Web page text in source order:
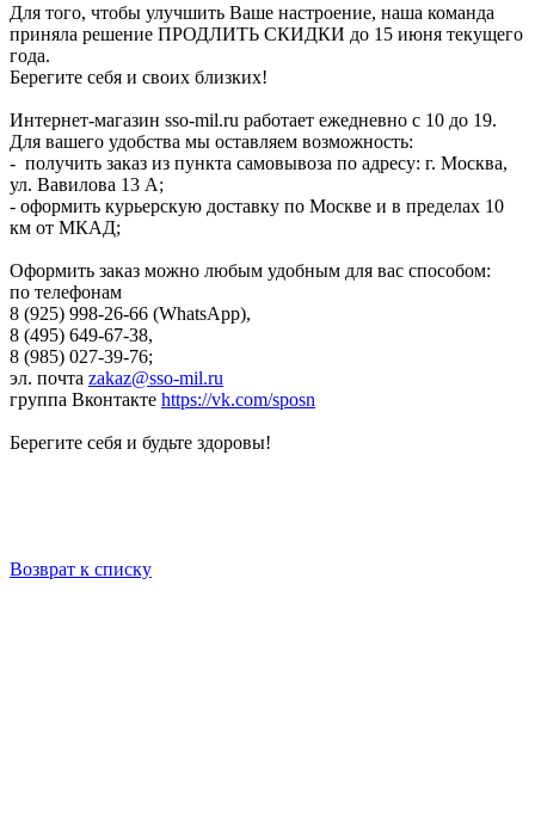
Для того, чтобы улучшить Ваше настроение, наша команда
приняла решение ПРОДЛИТЬ СКИДКИ до 15 июня текущего
года.
Берегите себя и своих близких!
Интернет-магазин sso-mil.ru работает ежедневно с 10 до 19.
Для вашего удобства мы оставляем возможность:
- получить заказ из пункта самовывоза по адресу: г. Москва,
ул. Вавилова 13 А;
- оформить курьерскую доставку по Москве и в пределах 10
км от МКАД;
Оформить заказ можно любым удобным для вас способом:
по телефонам
8 (925) 998-26-66 (WhatsApp),
8 (495) 649-67-38,
8 (985) 027-39-76;
эл. почта zakaz@sso-mil.ru
группа Вконтакте https://vk.com/sposn
Берегите себя и будьте здоровы!
Возврат к списку